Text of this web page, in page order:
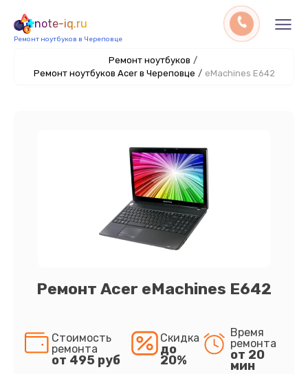
note-iq.ru
Ремонт ноутбуков в Череповце
Ремонт ноутбуков /
Ремонт ноутбуков Acer в Череповце / eMachines E642
Ремонт Acer eMachines E642
Стоимость
ремонта
от 495 руб
Скидка
до
20%
Время
ремонта
от 20
мин